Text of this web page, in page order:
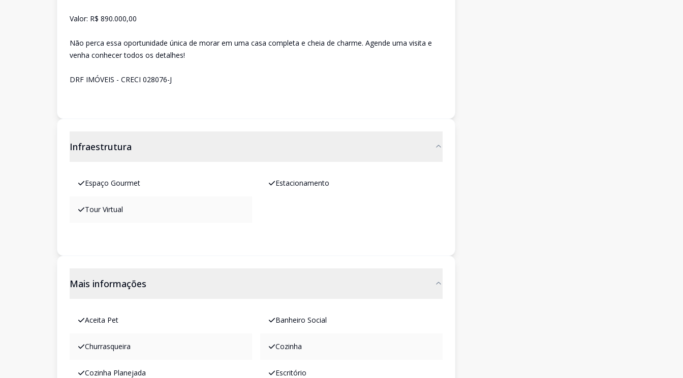
Valor: R$ 890.000,00
Não perca essa oportunidade única de morar em uma casa completa e cheia de charme. Agende uma visita e
venha conhecer todos os detalhes!
DRF IMÓVEIS - CRECI 028076-J
Infraestrutura
Espaço Gourmet Estacionamento
Tour Virtual
Mais informações
Aceita Pet Banheiro Social
Churrasqueira Cozinha
Cozinha Planejada Escritório